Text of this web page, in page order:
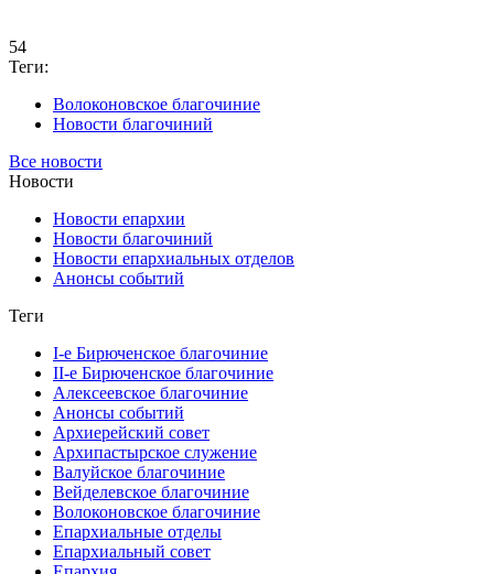
54
Теги:
Волоконовское благочиние
Новости благочиний
Все новости
Новости
Новости епархии
Новости благочиний
Новости епархиальных отделов
Анонсы событий
Теги
I-е Бирюченское благочиние
II-е Бирюченское благочиние
Алексеевское благочиние
Анонсы событий
Архиерейский совет
Архипастырское служение
Валуйское благочиние
Вейделевское благочиние
Волоконовское благочиние
Епархиальные отделы
Епархиальный совет